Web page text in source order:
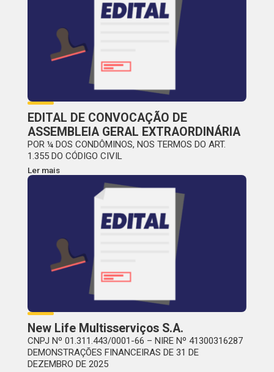
EDITAL DE CONVOCAÇÃO DE
ASSEMBLEIA GERAL EXTRAORDINÁRIA
POR ¼ DOS CONDÔMINOS, NOS TERMOS DO ART.
1.355 DO CÓDIGO CIVIL
Ler mais
New Life Multisserviços S.A.
CNPJ Nº 01.311.443/0001-66 – NIRE Nº 41300316287
DEMONSTRAÇÕES FINANCEIRAS DE 31 DE
DEZEMBRO DE 2025